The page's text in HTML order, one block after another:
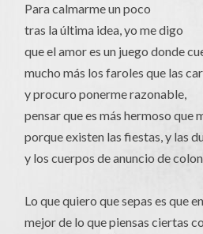
Para calmarme un poco
tras la última idea, yo me digo
que el amor es un juego donde
mucho más los faroles que las
y procuro ponerme razonable,
pensar que es más hermoso que
porque existen las fiestas, y las
y los cuerpos de anuncio de
Lo que quiero que sepas es que
mejor de lo que piensas ciertas